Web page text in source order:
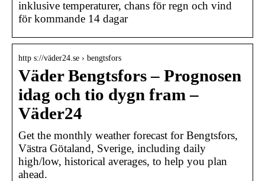
inklusive temperaturer, chans för regn och vind
för kommande 14 dagar
http s://väder24.se › bengtsfors
Väder Bengtsfors – Prognosen
idag och tio dygn fram –
Väder24
Get the monthly weather forecast for Bengtsfors,
Västra Götaland, Sverige, including daily
high/low, historical averages, to help you plan
ahead.